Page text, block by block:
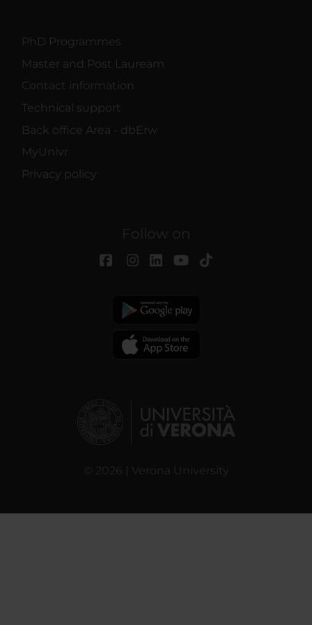
PhD Programmes
Master and Post Lauream
Contact information
Technical support
Back office Area - dbErw
MyUnivr
Privacy policy
Follow on
© 2026 | Verona University